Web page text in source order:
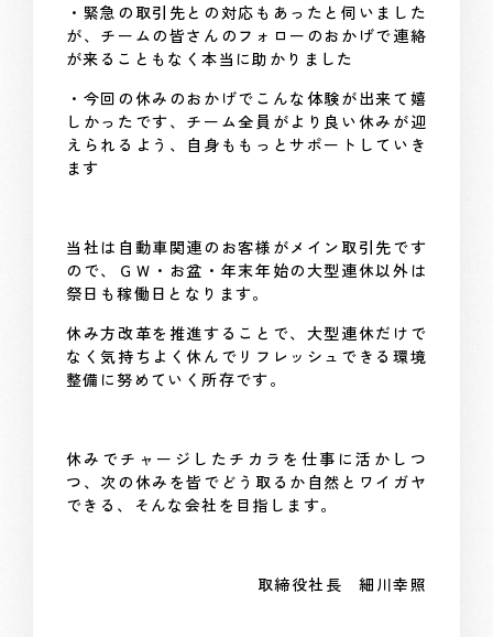
・緊急の取引先との対応もあったと伺いました
が、チームの皆さんのフォローのおかげで連絡
が来ることもなく本当に助かりました
・今回の休みのおかげでこんな体験が出来て嬉
しかったです、チーム全員がより良い休みが迎
えられるよう、自身ももっとサポートしていき
ます
当社は自動車関連のお客様がメイン取引先です
ので、ＧＷ・お盆・年末年始の大型連休以外は
祭日も稼働日となります。
休み方改革を推進することで、大型連休だけで
なく気持ちよく休んでリフレッシュできる環境
整備に努めていく所存です。
休みでチャージしたチカラを仕事に活かしつ
つ、次の休みを皆でどう取るか自然とワイガヤ
できる、そんな会社を目指します。
取締役社長 細川幸照